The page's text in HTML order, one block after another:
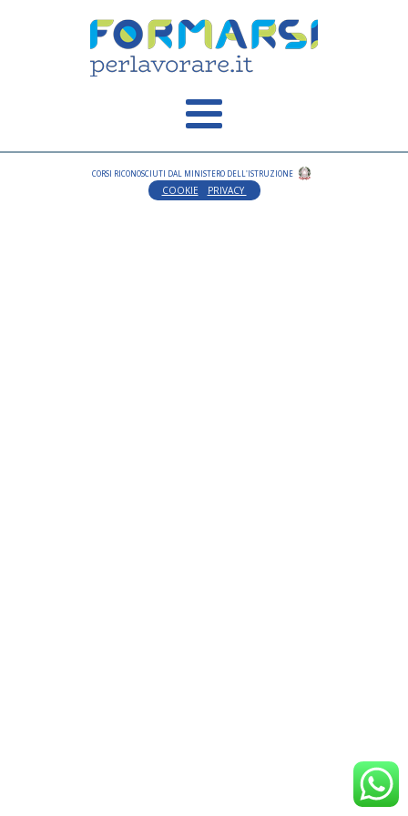
CORSI RICONOSCIUTI DAL MINISTERO DELL'ISTRUZIONE
COOKIE PRIVACY